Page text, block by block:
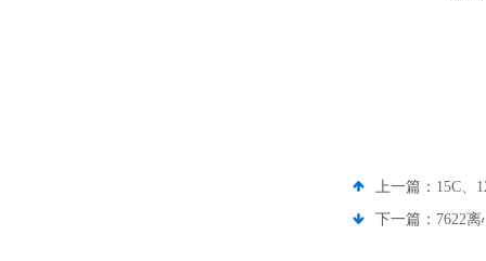
上一篇： 15C、
下一篇： 7622